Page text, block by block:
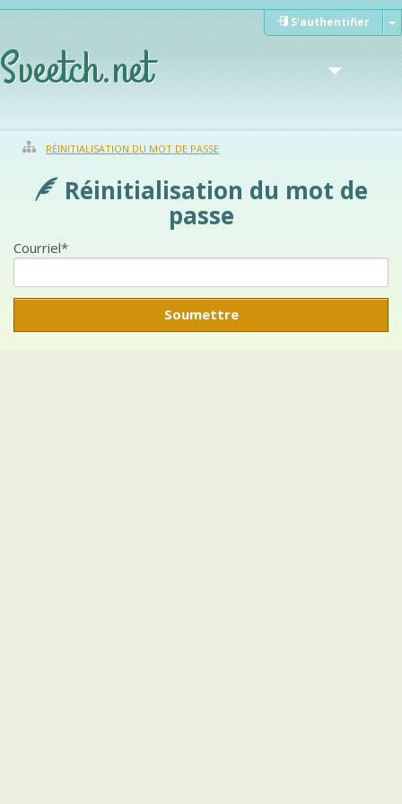
Sveetch.net
Weblog
Documents
S'authentifier
RÉINITIALISATION DU MOT DE PASSE
Réinitialisation du mot de
passe
Courriel*